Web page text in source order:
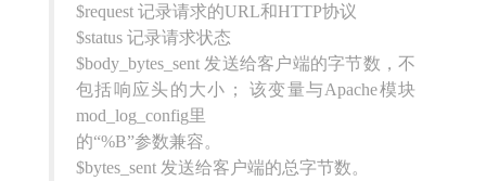
$request 记录请求的URL和HTTP协议
$status 记录请求状态
$body_bytes_sent 发送给客户端的字节数，不
包括响应头的大小； 该变量与Apache模块
mod_log_config里
的“%B”参数兼容。
$bytes_sent 发送给客户端的总字节数。